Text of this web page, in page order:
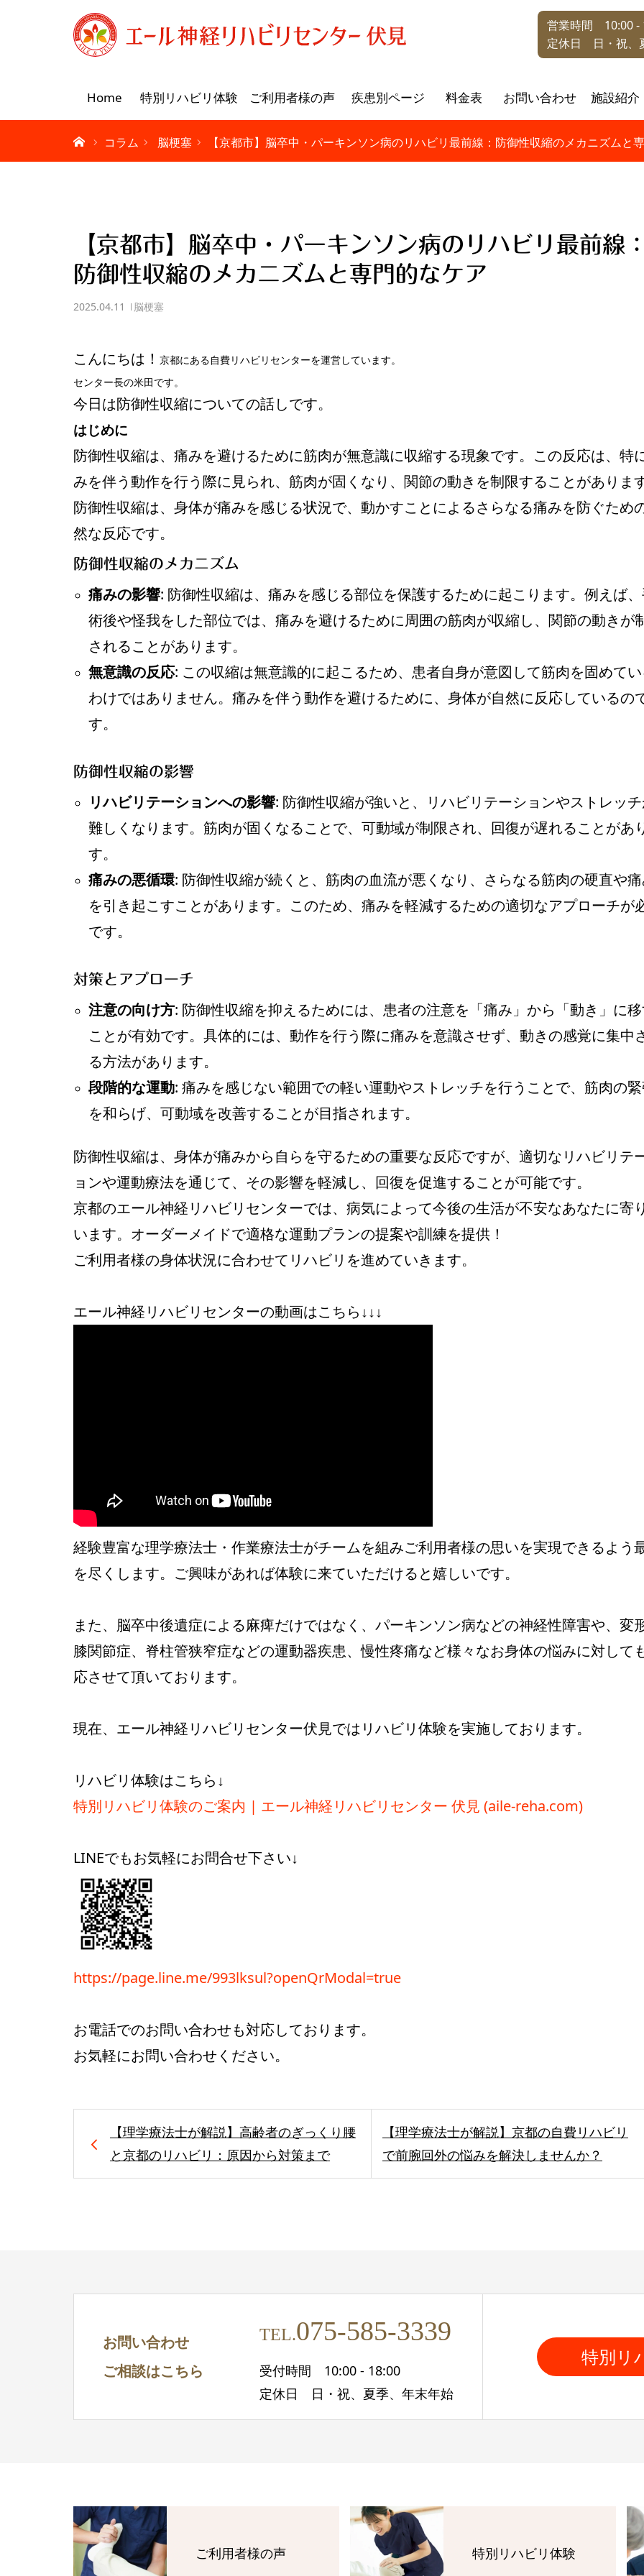
営業時間 10:00 -
定休日 日・祝、
Home 特別リハビリ体験 ご利用者様の声 疾患別ページ 料金表 お問い合わせ 施設紹介
コラム 脳梗塞 【京都市】脳卒中・パーキンソン病のリハビリ最前線：防御性収縮のメカニズムと
【京都市】脳卒中・パーキンソン病のリハビリ最前線
防御性収縮のメカニズムと専門的なケア
2025.04.11 脳梗塞
こんにちは！ 京都にある自費リハビリセンターを運営しています。
センター長の米田です。
今日は防御性収縮についての話しです。
はじめに
防御性収縮は、痛みを避けるために筋肉が無意識に収縮する現象です。この反応は、特
みを伴う動作を行う際に見られ、筋肉が固くなり、関節の動きを制限することがありま
防御性収縮は、身体が痛みを感じる状況で、動かすことによるさらなる痛みを防ぐため
然な反応です。
防御性収縮のメカニズム
痛みの影響: 防御性収縮は、痛みを感じる部位を保護するために起こります。例えば
術後や怪我をした部位では、痛みを避けるために周囲の筋肉が収縮し、関節の動きが
されることがあります。
無意識の反応: この収縮は無意識的に起こるため、患者自身が意図して筋肉を固めて
わけではありません。痛みを伴う動作を避けるために、身体が自然に反応しているの
す。
防御性収縮の影響
リハビリテーションへの影響: 防御性収縮が強いと、リハビリテーションやストレッ
難しくなります。筋肉が固くなることで、可動域が制限され、回復が遅れることがあ
す。
痛みの悪循環: 防御性収縮が続くと、筋肉の血流が悪くなり、さらなる筋肉の硬直や
を引き起こすことがあります。このため、痛みを軽減するための適切なアプローチが
です。
対策とアプローチ
注意の向け方: 防御性収縮を抑えるためには、患者の注意を「痛み」から「動き」に
ことが有効です。具体的には、動作を行う際に痛みを意識させず、動きの感覚に集中
る方法があります。
段階的な運動: 痛みを感じない範囲での軽い運動やストレッチを行うことで、筋肉の
を和らげ、可動域を改善することが目指されます。
防御性収縮は、身体が痛みから自らを守るための重要な反応ですが、適切なリハビリテ
ョンや運動療法を通じて、その影響を軽減し、回復を促進することが可能です。
京都のエール神経リハビリセンターでは、病気によって今後の生活が不安なあなたに寄
います。オーダーメイドで適格な運動プランの提案や訓練を提供！
ご利用者様の身体状況に合わせてリハビリを進めていきます。
エール神経リハビリセンターの動画はこちら↓↓↓
経験豊富な理学療法士・作業療法士がチームを組みご利用者様の思いを実現できるよう
を尽くします。ご興味があれば体験に来ていただけると嬉しいです。
また、脳卒中後遺症による麻痺だけではなく、パーキンソン病などの神経性障害や、変
膝関節症、脊柱管狭窄症などの運動器疾患、慢性疼痛など様々なお身体の悩みに対して
応させて頂いております。
現在、エール神経リハビリセンター伏見ではリハビリ体験を実施しております。
リハビリ体験はこちら↓
特別リハビリ体験のご案内 | エール神経リハビリセンター 伏見 (aile-reha.com)
LINEでもお気軽にお問合せ下さい↓
https://page.line.me/993lksul?openQrModal=true
お電話でのお問い合わせも対応しております。
お気軽にお問い合わせください。
【理学療法士が解説】高齢者のぎっくり腰
と京都のリハビリ：原因から対策まで
【理学療法士が解説】京都の自費リハビリ
で前腕回外の悩みを解決しませんか？
お問い合わせ
ご相談はこちら
TEL.075-585-3339
受付時間 10:00 - 18:00
定休日 日・祝、夏季、年末年始
特別リ
ご利用者様の声 特別リハビリ体験